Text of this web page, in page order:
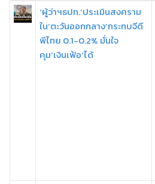
‘ผู้ว่าฯธปท.’ประเมินสงคราม
ใน‘ตะวันออกกลาง’กระทบจีดี
พีไทย 0.1-0.2% มั่นใจ
คุม‘เงินเฟ้อ’ได้